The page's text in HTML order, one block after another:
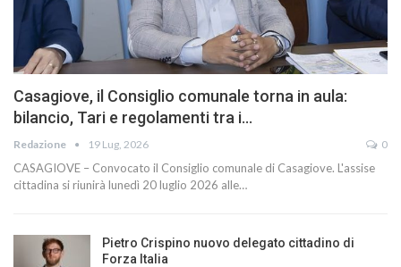
Casagiove, il Consiglio comunale torna in aula:
bilancio, Tari e regolamenti tra i…
Redazione 19 Lug, 2026 0
CASAGIOVE – Convocato il Consiglio comunale di Casagiove. L'assise
cittadina si riunirà lunedì 20 luglio 2026 alle…
Pietro Crispino nuovo delegato cittadino di
Forza Italia